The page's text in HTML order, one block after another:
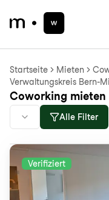
Startseite Mieten
Verwaltungskreis Bern-
Coworking mieten
Alle Filter
Verifiziert